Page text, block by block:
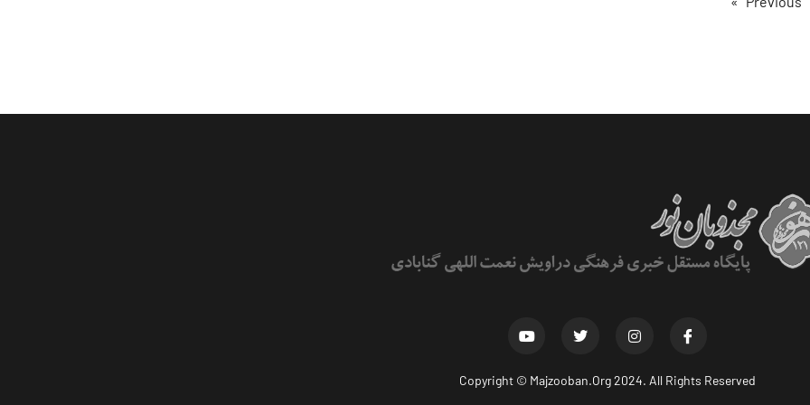
Copyright © Majzooban.Org2024. All Rights Reserved